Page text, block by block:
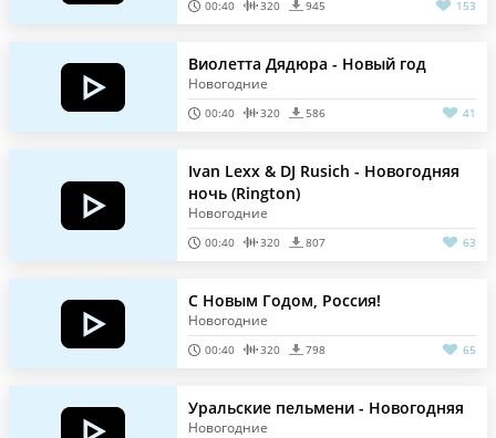
00:40 320 945 153
Виолетта Дядюра - Новый год
Новогодние
00:40 320 586 41
Ivan Lexx & DJ Rusich - Новогодняя
ночь (Rington)
Новогодние
00:40 320 807 63
С Новым Годом, Россия!
Новогодние
00:40 320 798 65
Уральские пельмени - Новогодняя
Новогодние